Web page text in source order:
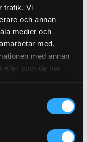
trafik. Vi
och annan
medier och
med.
med annan
eller som de har